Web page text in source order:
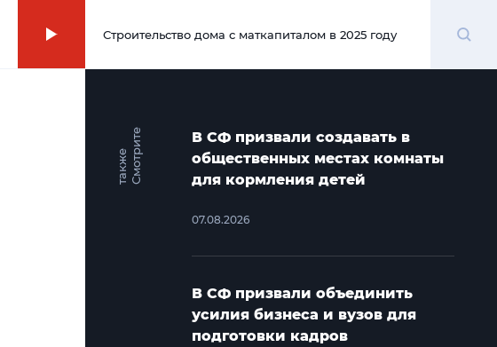
00:00
Строительство дома с маткапиталом в 2025 году
С
м
о
т
р и
т
е
т
а
к
ж
е
В СФ призвали создавать в
общественных местах комнаты
для кормления детей
07.08.2026
В СФ призвали объединить
усилия бизнеса и вузов для
подготовки кадров